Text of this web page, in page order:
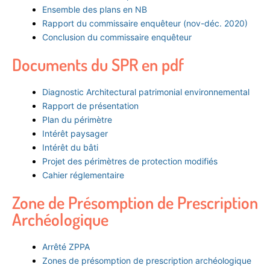
Ensemble des plans en NB
Rapport du commissaire enquêteur (nov-déc. 2020)
Conclusion du commissaire enquêteur
Documents du SPR en pdf
Diagnostic Architectural patrimonial environnemental
Rapport de présentation
Plan du périmètre
Intérêt paysager
Intérêt du bâti
Projet des périmètres de protection modifiés
Cahier réglementaire
Zone de Présomption de Prescription
Archéologique
Arrêté ZPPA
Zones de présomption de prescription archéologique